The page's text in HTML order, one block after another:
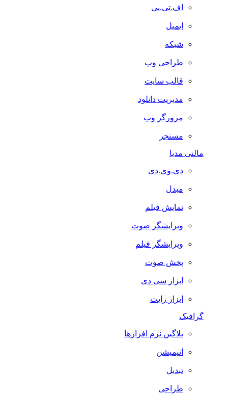
اف.تی.پی
ایمیل
شبکه
طراحی وب
قالب سایت
مدیریت دانلود
مرورگر وب
مسنجر
مالتی مدیا
دی.وی.دی
مبدل
نمایش فیلم
ویرایشگر صوت
ویرایشگر فیلم
پخش صوت
ابزار سی دی
ابزار رایت
گرافیک
پلاگین نرم افزارها
انیمیشن
تبدیل
طراحی